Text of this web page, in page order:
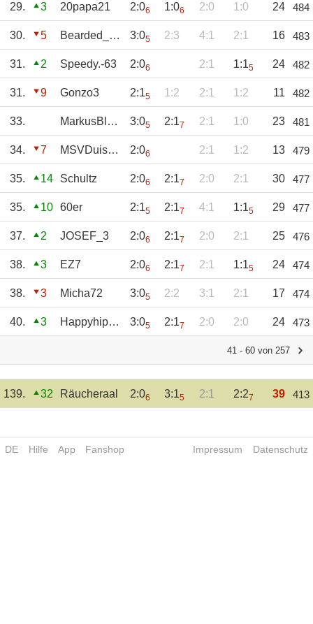
29. 3 20papa21 2:06 1:06 2:0 1:0 24 484
30. 5 Bearded_Vulture 3:05 2:3 4:1 2:1 16 483
31. 2 Speedy.-63 2:06 2:1 1:15 24 482
31. 9 Gonzo3 2:15 1:2 2:1 1:2 11 482
33. MarkusBlauGelb 3:05 2:17 2:1 1:0 23 481
34. 7 MSVDuisburg 2:06 2:1 1:2 13 479
35. 14 Schultz 2:06 2:17 2:0 2:1 30 477
35. 10 60er 2:15 2:17 4:1 1:15 29 477
37. 2 JOSEF_3 2:06 2:17 2:0 2:1 25 476
38. 3 EZ7 2:06 2:17 2:1 1:15 24 474
38. 3 Micha72 3:05 2:2 3:1 2:1 17 474
40. 3 Happyhippo28 3:05 2:17 2:0 2:0 24 473
41 - 60 von 257
139. 32 Räucheraal 2:06 3:15 2:1 2:27 39 413
DE Hilfe App Fanshop Impressum Datenschutz